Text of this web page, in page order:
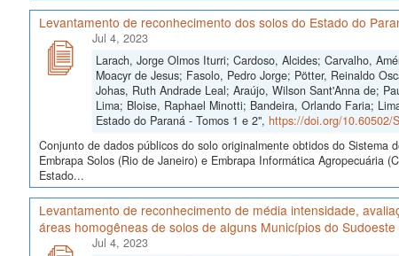
Levantamento de reconhecimento dos solos do Estado do
Jul 4, 2023
Larach, Jorge Olmos Iturri; Cardoso, Alcides; Carvalho,
Moacyr de Jesus; Fasolo, Pedro Jorge; Pötter, Reinaldo
Johas, Ruth Andrade Leal; Araújo, Wilson Sant'Anna de;
Lima; Bloise, Raphael Minotti; Bandeira, Orlando Faria;
Estado do Paraná - Tomos 1 e 2", https://doi.org/10.60502/
Conjunto de dados públicos do solo originalmente obtidos do Sistema
Embrapa Solos (Rio de Janeiro) e Embrapa Informática Agropecuária
Estado...
Levantamento de reconhecimento de média intensidade,
áreas homogêneas de solos de alguns Municípios do
Jul 4, 2023